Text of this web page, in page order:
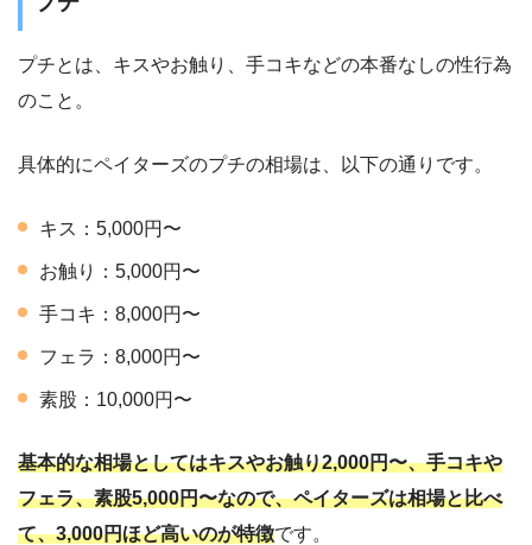
プチとは、キスやお触り、手コキなどの本番なしの性行為
のこと。
具体的にペイターズのプチの相場は、以下の通りです。
キス：5,000円〜
お触り：5,000円〜
手コキ：8,000円〜
フェラ：8,000円〜
素股：10,000円〜
基本的な相場としてはキスやお触り2,000円〜、手コキや
フェラ、素股5,000円〜なので、ペイターズは相場と比べ
て、3,000円ほど高いのが特徴です。